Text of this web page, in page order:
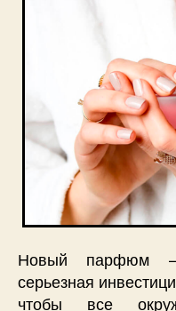
Новый парфюм –
серьезная
чтобы все